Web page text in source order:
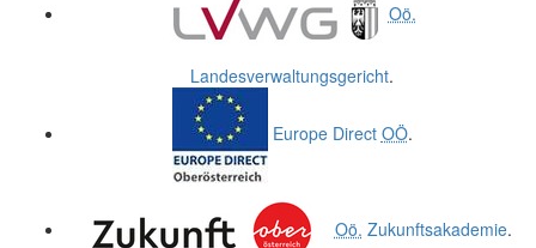
Oö.
Landesverwaltungsgericht.
Europe Direct OÖ.
Oö. Zukunftsakademie.